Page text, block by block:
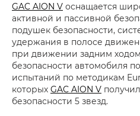
GAC AION V оснащается
активной и пассивной
подушек безопасности,
удержания в полосе
при движении задним
безопасности автомобиля
испытаний по методикам
которых GAC AION V
безопасности 5 звезд.